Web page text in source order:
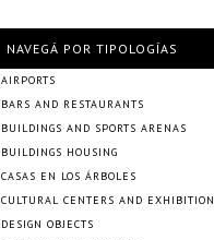
NAVEGÁ POR TIPOLOGÍAS
AIRPORTS
BARS AND RESTAURANTS
BUILDINGS AND SPORTS ARENAS
BUILDINGS HOUSING
CASAS EN LOS ÁRBOLES
CULTURAL CENTERS AND EXHIBITION
DESIGN OBJECTS